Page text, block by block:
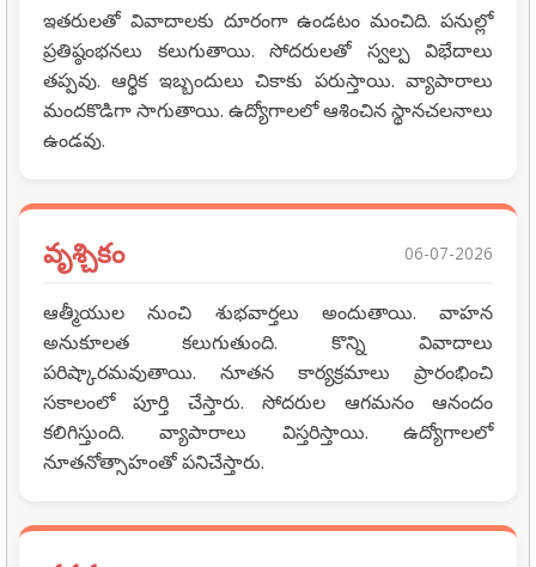
ఇతరులతో వివాదాలకు దూరంగా ఉండటం మంచిది. పనుల్లో
ప్రతిష్ఠంభనలు కలుగుతాయి. సోదరులతో స్వల్ప విభేదాలు
తప్పవు. ఆర్థిక ఇబ్బందులు చికాకు పరుస్తాయి. వ్యాపారాలు
మందకొడిగా సాగుతాయి. ఉద్యోగాలలో ఆశించిన స్థానచలనాలు
ఉండవు.
వృశ్చికం 06-07-2026
ఆత్మీయుల నుంచి శుభవార్తలు అందుతాయి. వాహన
అనుకూలత కలుగుతుంది. కొన్ని వివాదాలు
పరిష్కారమవుతాయి. నూతన కార్యక్రమాలు ప్రారంభించి
సకాలంలో పూర్తి చేస్తారు. సోదరుల ఆగమనం ఆనందం
కలిగిస్తుంది. వ్యాపారాలు విస్తరిస్తాయి. ఉద్యోగాలలో
నూతనోత్సాహంతో పనిచేస్తారు.